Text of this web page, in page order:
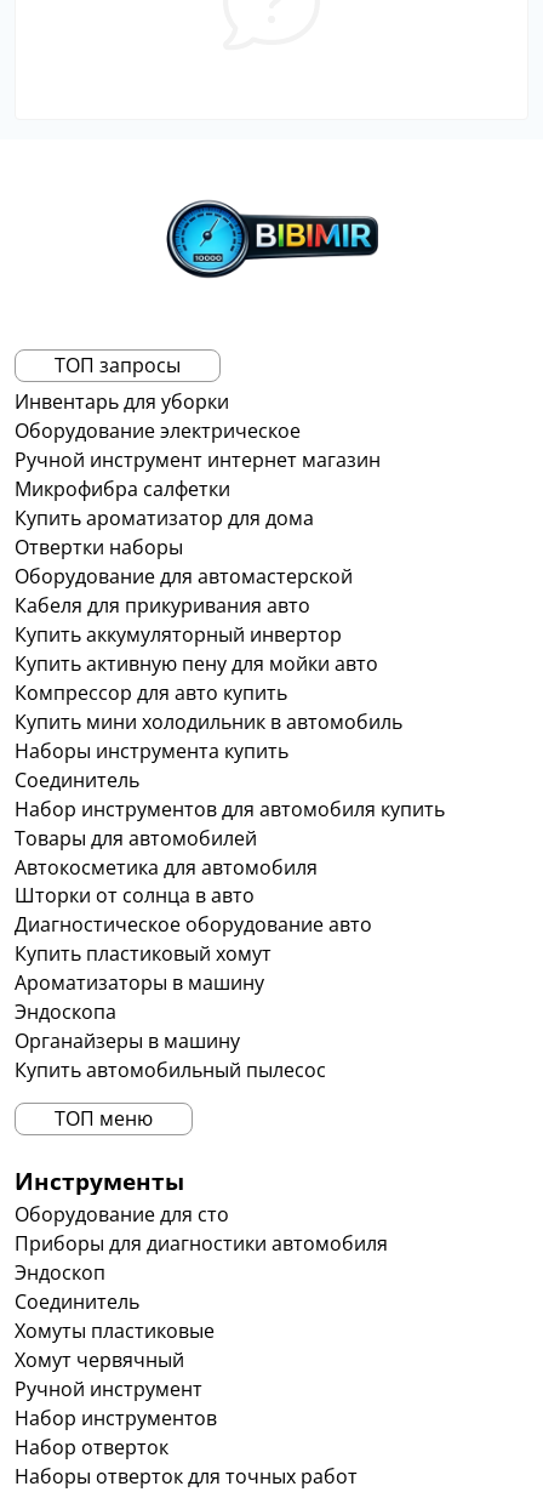
ТОП запросы
Инвентарь для уборки
Оборудование электрическое
Ручной инструмент интернет магазин
Микрофибра салфетки
Купить ароматизатор для дома
Отвертки наборы
Оборудование для автомастерской
Кабеля для прикуривания авто
Купить аккумуляторный инвертор
Купить активную пену для мойки авто
Компрессор для авто купить
Купить мини холодильник в автомобиль
Наборы инструмента купить
Соединитель
Набор инструментов для автомобиля купить
Товары для автомобилей
Автокосметика для автомобиля
Шторки от солнца в авто
Диагностическое оборудование авто
Купить пластиковый хомут
Ароматизаторы в машину
Эндоскопа
Органайзеры в машину
Купить автомобильный пылесос
ТОП меню
Инструменты
Оборудование для сто
Приборы для диагностики автомобиля
Эндоскоп
Соединитель
Хомуты пластиковые
Хомут червячный
Ручной инструмент
Набор инструментов
Набор отверток
Наборы отверток для точных работ